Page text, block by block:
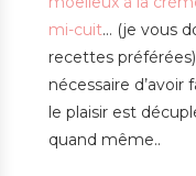
mi-cuit… (je vous
recettes
nécessaire d’avoir
le plaisir est
quand même..